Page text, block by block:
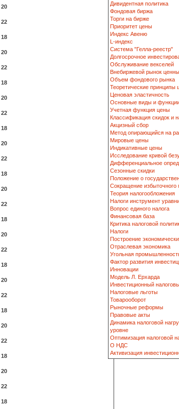
20
22
18
20
22
18
20
22
18
20
22
18
20
22
18
20
22
18
20
22
18
20
22
18
20
22
18
Дивидентная политика
Фондовая биржа
Торги на бирже
Приоритет цены
Индекс Авеню
L-индекс
Система "Гелла-реестр"
Долгосрочное
Обслуживание векселей
Внебиржевой рынок
Объем фондового рынка
Теоретические принципы
Ценовая эластичность
Основные виды и
Учетная функция цены
Классификация скидок и
Акцизный сбор
Метод опирающийся на
Мировые цены
Индикативные цены
Исследование кривой
Дифференциальное
Сезонные скидки
Положение о
Сокращение избыточного
Теория налогообложения
Налоги инструмент
Вопрос единого налога
Финансовая база
Критика налоговой
Налоги
Построение
Отраслевая экономика
Угольная
Фактор развития
Инновации
Модель Л. Ерхарда
Инвестиционный
Налоговые льготы
Товарооборот
Рыночные реформы
Правовые акты
Динамика налоговой
уровне
Оптимизация налоговой
О НДС
Активизация